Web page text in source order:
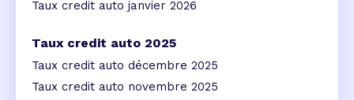
Taux credit auto janvier 2026
Taux credit auto 2025
Taux credit auto décembre 2025
Taux credit auto novembre 2025